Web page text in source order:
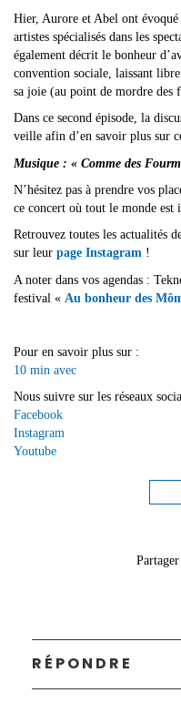
Hier, Aurore et Abel ont évoqué
artistes spécialisés dans les
également décrit le bonheur
convention sociale, laissant
sa joie (au point de mordre des
Dans ce second épisode, la
veille afin d’en savoir plus sur
Musique : « Comme des
N’hésitez pas à prendre vos
ce concert où tout le monde est
Retrouvez toutes les actualités
sur leur page Instagram !
A noter dans vos agendas :
festival « Au bonheur des
Pour en savoir plus sur :
10 min avec
Nous suivre sur les réseaux
Facebook
Instagram
Youtube
RÉPONDRE